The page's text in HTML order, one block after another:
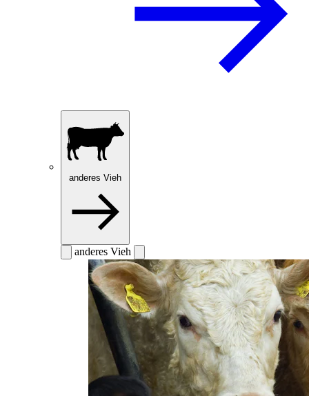
anderes Vieh
anderes Vieh